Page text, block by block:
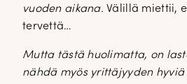
vuoden aikana. Välillä miettii,
tervettä…
Mutta tästä huolimatta, on
nähdä myös yrittäjyyden hyviä